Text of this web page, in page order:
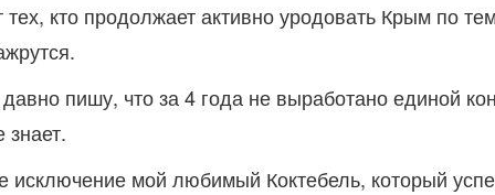
тех, кто продолжает активно уродовать Крым по
пишу, что за 4 года не выработано единой
знает.
исключение мой любимый Коктебель, который